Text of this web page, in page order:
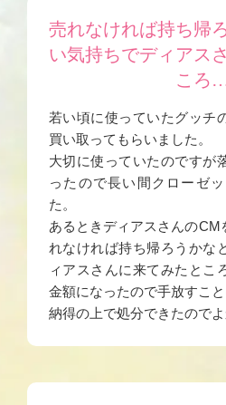
売れなければ持ち帰
い気持ちでディアス
ころ
若い頃に使っていたグッチ
買い取ってもらいました。
大切に使っていたのですが
ったので長い間クローゼ
た。
あるときディアスさんのCM
れなければ持ち帰ろうかな
ィアスさんに来てみたとこ
金額になったので手放すこと
納得の上で処分できたのでよ